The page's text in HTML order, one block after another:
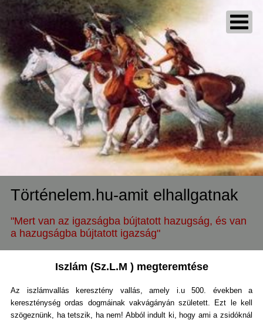
Történelem.hu-amit elhallgatnak
"Mert van az igazságba bújtatott hazugság, és van
a hazugságba bújtatott igazság"
Iszlám (Sz.L.M ) megteremtése
Az iszlámvallás keresztény vallás, amely i.u 500. években a
kereszténység ordas dogmáinak vakvágányán született. Ezt le kell
szögeznünk, ha tetszik, ha nem! Abból indult ki, hogy ami a zsidóknál